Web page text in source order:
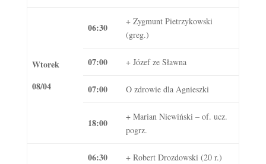
Wtorek
08/04
06:30
+ Zygmunt Pietrzykowski
(greg.)
07:00 + Józef ze Sławna
07:00 O zdrowie dla Agnieszki
18:00
+ Marian Niewiński – of. ucz.
pogrz.
06:30 + Robert Drozdowski (20 r.)